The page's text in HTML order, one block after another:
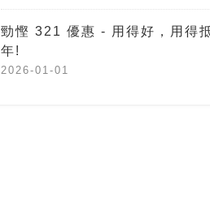
勁慳 321 優惠 - 用得好，用得
年!
2026-01-01